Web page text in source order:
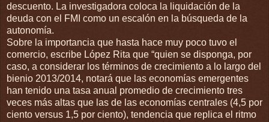
descuento. La investigadora coloca la liquidación de la
deuda con el FMI como un escalón en la búsqueda de la
autonomía.
Sobre la importancia que hasta hace muy poco tuvo el
comercio, escribe López Rita que “quien se disponga, por
caso, a considerar los términos de crecimiento a lo largo del
bienio 2013/2014, notará que las economías emergentes
han tenido una tasa anual promedio de crecimiento tres
veces más altas que las de las economías centrales (4,5 por
ciento versus 1,5 por ciento), tendencia que replica el ritmo